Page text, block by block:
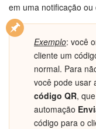
Calendário
Bitrix24 Drive
E-mail
Grupos de
em uma notificação ou
Exemplo: você
cliente um
normal. Para
você pode usar
código QR,
automação
código para o